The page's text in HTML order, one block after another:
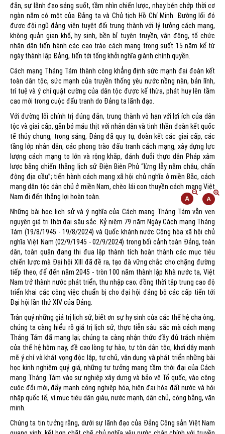
đắn, sự lãnh đạo sáng suốt, tầm nhìn chiến lược, nhạy bén chớp thời cơ
ngàn năm có một của Đảng ta và Chủ tịch Hồ Chí Minh. Đường lối đó
được đội ngũ đảng viên tuyệt đối trung thành với lý tưởng cách mạng,
không quản gian khổ, hy sinh, bền bỉ tuyên truyền, vận động, tổ chức
nhân dân tiến hành các cao trào cách mạng trong suốt 15 năm kể từ
ngày thành lập Đảng, tiến tới tổng khởi nghĩa giành chính quyền.
Cách mạng Tháng Tám thành công khẳng định sức mạnh đại đoàn kết
toàn dân tộc, sức mạnh của truyền thống yêu nước nồng nàn, bản lĩnh,
trí tuệ và ý chí quật cường của dân tộc được kế thừa, phát huy lên tầm
cao mới trong cuộc đấu tranh do Đảng ta lãnh đạo.
Với đường lối chính trị đúng đắn, trung thành vô hạn với lợi ích của dân
tộc và giai cấp, gắn bó máu thịt với nhân dân và tinh thần đoàn kết quốc
tế thủy chung, trong sáng, Đảng đã quy tụ, đoàn kết các giai cấp, các
tầng lớp nhân dân, các phong trào đấu tranh cách mạng, xây dựng lực
lượng cách mạng to lớn và rộng khắp, đánh đuổi thực dân Pháp xâm
lược bằng chiến thắng lịch sử Điện Biên Phủ “lừng lẫy năm châu, chấn
động địa cầu”; tiến hành cách mạng xã hội chủ nghĩa ở miền Bắc, cách
mạng dân tộc dân chủ ở miền Nam, chèo lái con thuyền cách mạng Việt
Nam đi đến thắng lợi hoàn toàn.
Những bài học lịch sử và ý nghĩa của Cách mạng Tháng Tám vẫn vẹn
nguyên giá trị thời đại sâu sắc. Kỷ niệm 79 năm Ngày Cách mạng Tháng
Tám (19/8/1945 - 19/8/2024) và Quốc khánh nước Cộng hòa xã hội chủ
nghĩa Việt Nam (02/9/1945 - 02/9/2024) trong bối cảnh toàn Đảng, toàn
dân, toàn quân đang thi đua lập thành tích hoàn thành các mục tiêu
chiến lược mà Đại hội XIII đã đề ra, tạo đà vững chắc cho chặng đường
tiếp theo, để đến năm 2045 - tròn 100 năm thành lập Nhà nước ta, Việt
Nam trở thành nước phát triển, thu nhập cao; đồng thời tập trung cao độ
triển khai các công việc chuẩn bị cho đại hội đảng bộ các cấp tiến tới
Đại hội lần thứ XIV của Đảng.
Trân quý những giá trị lịch sử, biết ơn sự hy sinh của các thế hệ cha ông,
chúng ta càng hiểu rõ giá trị lịch sử, thực tiễn sâu sắc mà cách mạng
Tháng Tám đã mang lại; chúng ta càng nhận thức đầy đủ trách nhiệm
của thế hệ hôm nay, đề cao lòng tự hào, tự tôn dân tộc, khơi dậy mạnh
mẽ ý chí và khát vọng độc lập, tự chủ, vận dụng và phát triển những bài
học kinh nghiệm quý giá, những tư tưởng mang tầm thời đại của Cách
mạng Tháng Tám vào sự nghiệp xây dựng và bảo vệ Tổ quốc, vào công
cuộc đổi mới, đẩy mạnh công nghiệp hóa, hiện đại hóa đất nước và hội
nhập quốc tế, vì mục tiêu dân giàu, nước mạnh, dân chủ, công bằng, văn
minh.
Chúng ta tin tưởng rằng, dưới sự lãnh đạo của Đảng Cộng sản Việt Nam